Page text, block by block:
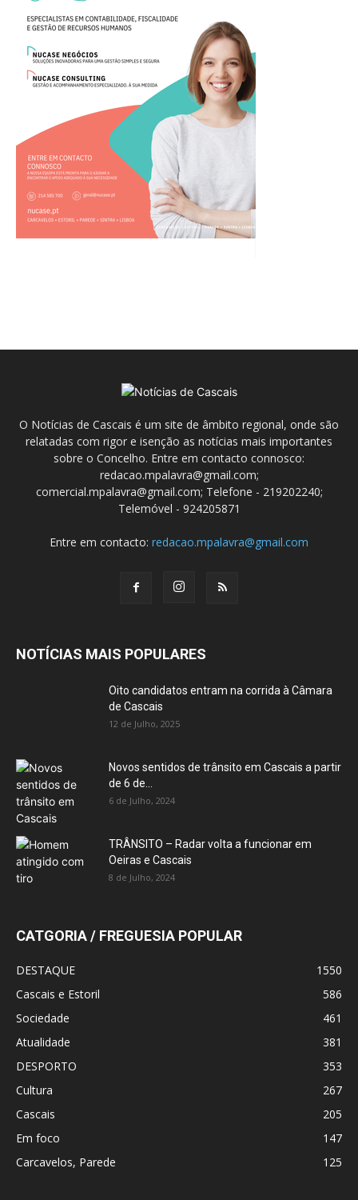
O Notícias de Cascais é um site de âmbito regional, onde são
relatadas com rigor e isenção as notícias mais importantes
sobre o Concelho. Entre em contacto connosco:
redacao.mpalavra@gmail.com;
comercial.mpalavra@gmail.com; Telefone - 219202240;
Telemóvel - 924205871
Entre em contacto: redacao.mpalavra@gmail.com
NOTÍCIAS MAIS POPULARES
Oito candidatos entram na corrida à Câmara
de Cascais
12 de Julho, 2025
Novos sentidos de trânsito em Cascais a partir
de 6 de...
6 de Julho, 2024
TRÂNSITO – Radar volta a funcionar em
Oeiras e Cascais
8 de Julho, 2024
CATGORIA / FREGUESIA POPULAR
DESTAQUE
1550
Cascais e Estoril
586
Sociedade
461
Atualidade
381
DESPORTO
353
Cultura
267
Cascais
205
Em foco
147
Carcavelos, Parede
125